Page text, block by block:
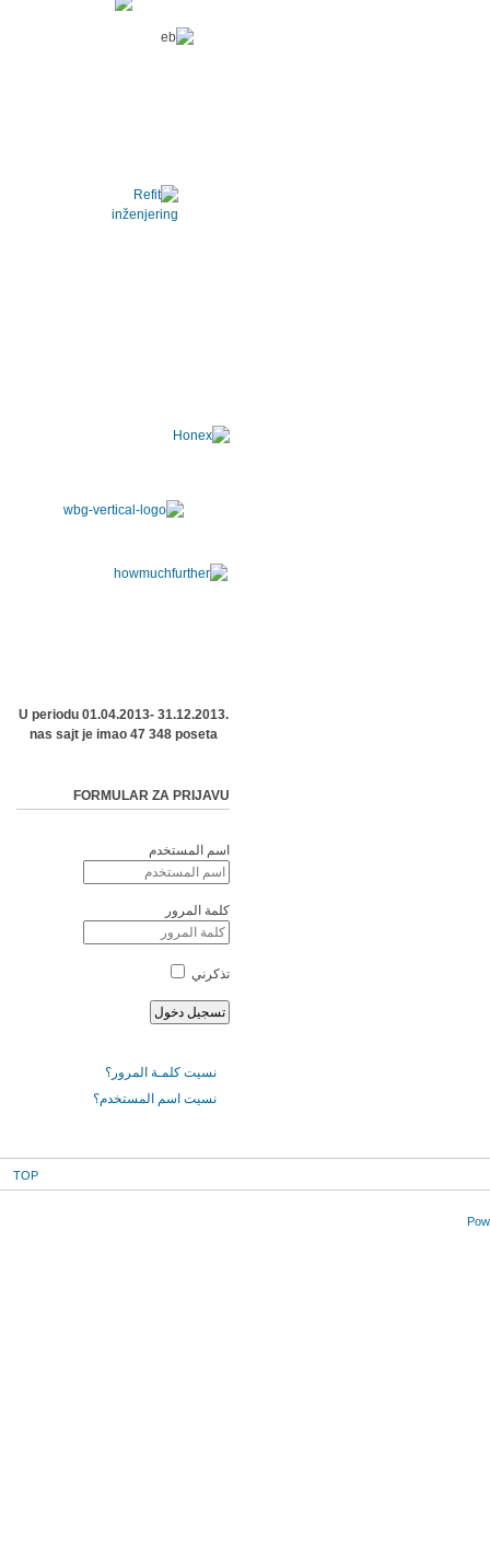
U periodu 01.04.2013- 31.12.2013.
nas sajt je imao 47 348 poseta
FORMULAR ZA PRIJAVU
اسم المستخدم
كلمة المرور
تذكرني
نسيت كلمـة المرور؟
نسيت اسم المستخدم؟
TOP